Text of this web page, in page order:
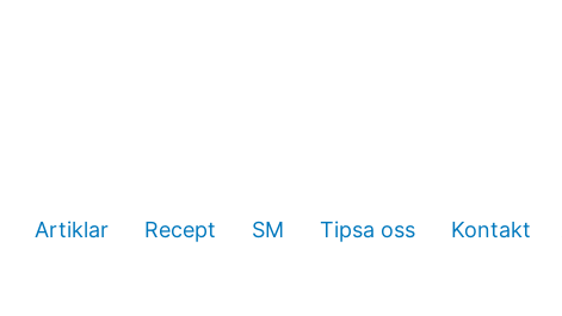
Artiklar Recept SM Tipsa oss Kontakt